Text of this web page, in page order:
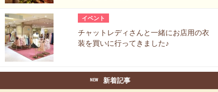
イベント
チャットレディさんと一緒にお店用の衣
装を買いに行ってきました♪
NEW 新着記事